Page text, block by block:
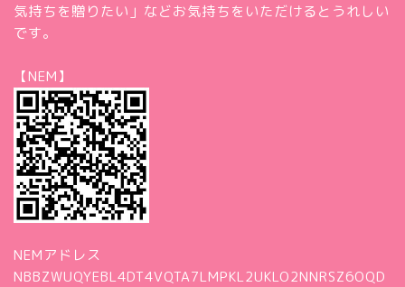
気持ちを贈りたい」などお気持ちをいただけるとうれしい
です。
【NEM】
NEMアドレス
NBBZWUQYEBL4DT4VQTA7LMPKL2UKLO2NNRSZ6OQD